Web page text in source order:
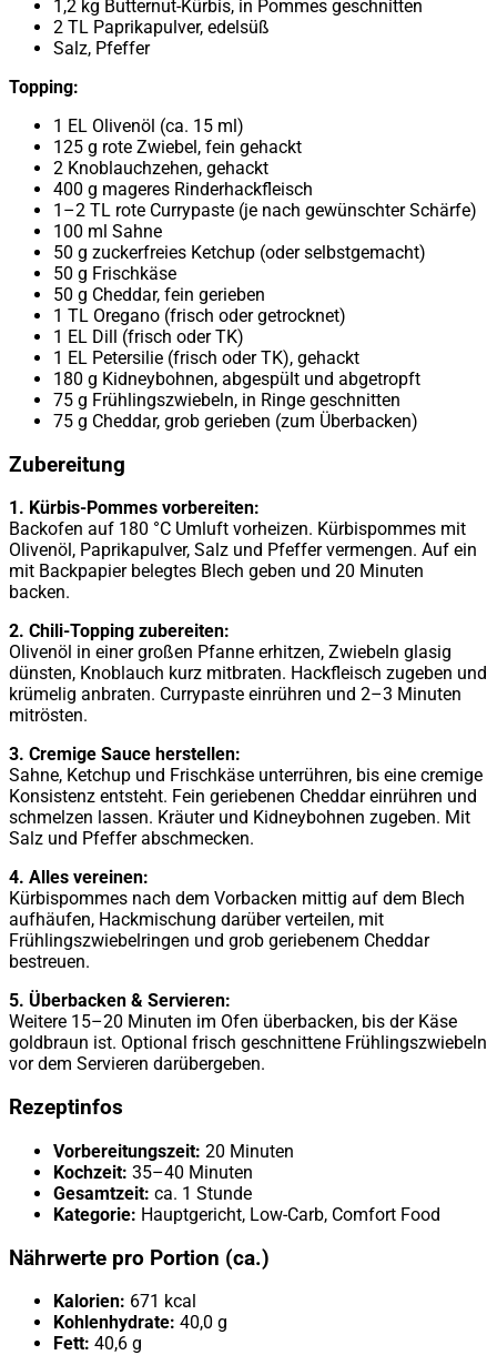
1,2 kg Butternut-Kürbis, in Pommes geschnitten
2 TL Paprikapulver, edelsüß
Salz, Pfeffer
Topping:
1 EL Olivenöl (ca. 15 ml)
125 g rote Zwiebel, fein gehackt
2 Knoblauchzehen, gehackt
400 g mageres Rinderhackfleisch
1–2 TL rote Currypaste (je nach gewünschter Schärfe)
100 ml Sahne
50 g zuckerfreies Ketchup (oder selbstgemacht)
50 g Frischkäse
50 g Cheddar, fein gerieben
1 TL Oregano (frisch oder getrocknet)
1 EL Dill (frisch oder TK)
1 EL Petersilie (frisch oder TK), gehackt
180 g Kidneybohnen, abgespült und abgetropft
75 g Frühlingszwiebeln, in Ringe geschnitten
75 g Cheddar, grob gerieben (zum Überbacken)
Zubereitung
1. Kürbis-Pommes vorbereiten:
Backofen auf 180 °C Umluft vorheizen. Kürbispommes mit
Olivenöl, Paprikapulver, Salz und Pfeffer vermengen. Auf ein
mit Backpapier belegtes Blech geben und 20 Minuten
backen.
2. Chili-Topping zubereiten:
Olivenöl in einer großen Pfanne erhitzen, Zwiebeln glasig
dünsten, Knoblauch kurz mitbraten. Hackfleisch zugeben und
krümelig anbraten. Currypaste einrühren und 2–3 Minuten
mitrösten.
3. Cremige Sauce herstellen:
Sahne, Ketchup und Frischkäse unterrühren, bis eine cremige
Konsistenz entsteht. Fein geriebenen Cheddar einrühren und
schmelzen lassen. Kräuter und Kidneybohnen zugeben. Mit
Salz und Pfeffer abschmecken.
4. Alles vereinen:
Kürbispommes nach dem Vorbacken mittig auf dem Blech
aufhäufen, Hackmischung darüber verteilen, mit
Frühlingszwiebelringen und grob geriebenem Cheddar
bestreuen.
5. Überbacken & Servieren:
Weitere 15–20 Minuten im Ofen überbacken, bis der Käse
goldbraun ist. Optional frisch geschnittene Frühlingszwiebeln
vor dem Servieren darübergeben.
Rezeptinfos
Vorbereitungszeit: 20 Minuten
Kochzeit: 35–40 Minuten
Gesamtzeit: ca. 1 Stunde
Kategorie: Hauptgericht, Low-Carb, Comfort Food
Nährwerte pro Portion (ca.)
Kalorien: 671 kcal
Kohlenhydrate: 40,0 g
Fett: 40,6 g